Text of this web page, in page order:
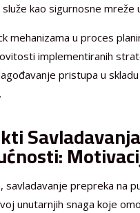
kao sigurnosne mreže
mehanizama u proces
implementiranih
pristupa u
savladavanje prepreka na
unutarnjih snaga koje